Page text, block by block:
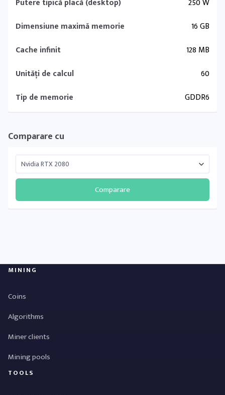
Putere tipică placă (desktop)
250 W
Dimensiune maximă memorie
16 GB
Cache infinit
128 MB
Unități de calcul
60
Tip de memorie
GDDR6
Comparare cu
Comparare
MINING
Coins
Algorithms
Miner clients
Mining pools
TOOLS